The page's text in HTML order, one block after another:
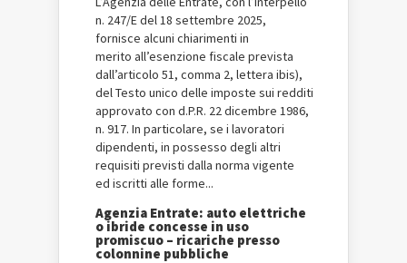
n. 247/E del 18 settembre 2025,
fornisce alcuni chiarimenti in
merito all’esenzione fiscale prevista
dall’articolo 51, comma 2, lettera i­bis),
del Testo unico delle imposte sui redditi
approvato con d.P.R. 22 dicembre 1986,
n. 917. In particolare, se i lavoratori
dipendenti, in possesso degli altri
requisiti previsti dalla norma vigente
ed iscritti alle forme...
Agenzia Entrate: auto elettriche
o ibride concesse in uso
promiscuo – ricariche presso
colonnine pubbliche